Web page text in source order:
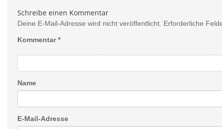
Schreibe einen Kommentar
Deine E-Mail-Adresse wird nicht veröffentlicht. Erforderliche
Kommentar *
Name
E-Mail-Adresse